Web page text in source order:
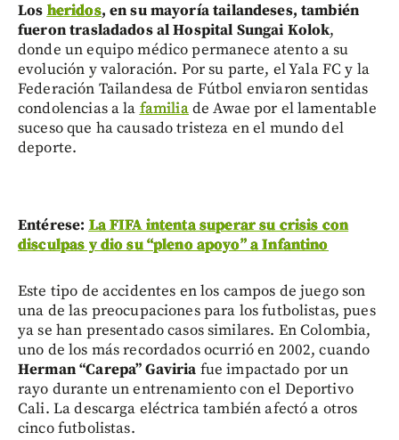
Los heridos, en su mayoría tailandeses, también
fueron trasladados al Hospital Sungai Kolok,
donde un equipo médico permanece atento a su
evolución y valoración. Por su parte, el Yala FC y la
Federación Tailandesa de Fútbol enviaron sentidas
condolencias a la familiade Awae por el lamentable
suceso que ha causado tristeza en el mundo del
deporte.
Entérese: La FIFA intenta superar su crisis con
disculpas y dio su “pleno apoyo” a Infantino
Este tipo de accidentes en los campos de juego son
una de las preocupaciones para los futbolistas, pues
ya se han presentado casos similares. En Colombia,
uno de los más recordados ocurrió en 2002, cuando
Herman “Carepa” Gaviria fue impactado por un
rayo durante un entrenamiento con el Deportivo
Cali. La descarga eléctrica también afectó a otros
cinco futbolistas.